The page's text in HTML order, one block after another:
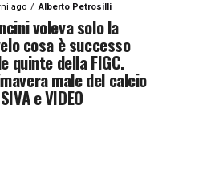
ago Alberto Petrosilli
voleva solo la
cosa è successo
quinte della FIGC.
male del calcio
e VIDEO